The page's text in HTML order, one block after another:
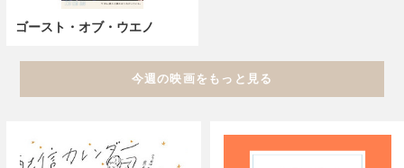
ゴースト・オブ・ウエノ
今週の映画をもっと見る